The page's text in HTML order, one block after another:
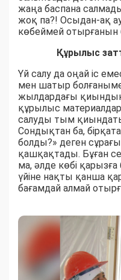
жаңа баспана
жоқ па?! Осыдан-ақ
көбеймей отырғанын
Құрылыс
Үй салу да оңай іс
мен шатыр
жылдардағы
құрылыс
салуды тым
Сондықтан ба,
болды?» деген
қашқақтады. Бұған
ма, әлде көбі
үйіне нақты қанша
бағамдай алмай